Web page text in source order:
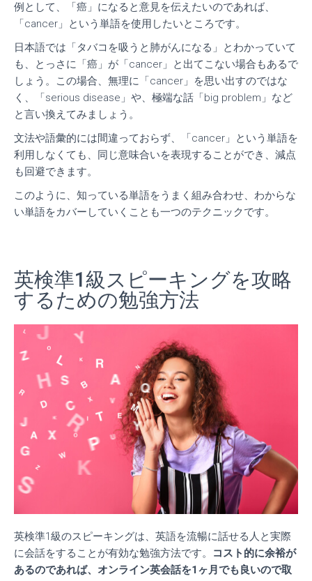
例として、「癌」になると意見を伝えたいのであれば、
「cancer」という単語を使用したいところです。
日本語では「タバコを吸うと肺がんになる」とわかっていて
も、とっさに「癌」が「cancer」と出てこない場合もあるで
しょう。
この場合、無理に「cancer」を思い出すのではな
く、「serious disease」や、極端な話「big problem」など
と言い換えてみましょう。
文法や語彙的には間違っておらず、「cancer」という単語を
利用しなくても、同じ意味合いを表現することができ、減点
も回避できます。
このように、知っている単語をうまく組み合わせ、わからな
い単語をカバーしていくことも一つのテクニックです。
英検準1級スピーキングを攻略
するための勉強方法
英検準1級のスピーキングは、英語を流暢に話せる人と実際
に会話をすることが有効な勉強方法です。
コスト的に余裕が
あるのであれば、オンライン英会話を1ヶ月でも良いので取